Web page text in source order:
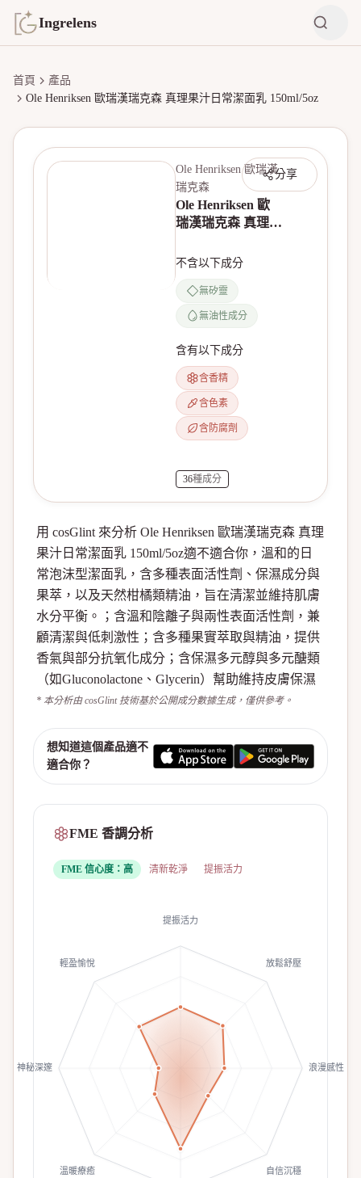
Ingrelens
首頁
產品
Ole Henriksen 歐瑞漢瑞克森 真理果汁日常潔面乳 150ml/5oz
分享
Ole Henriksen 歐瑞漢
瑞克森
Ole Henriksen 歐
瑞漢瑞克森 真理果
150ml/5oz
不含以下成分
無矽靈
無油性成分
含有以下成分
含香精
含色素
含防腐劑
36種成分
用 cosGlint 來分析 Ole Henriksen 歐瑞漢瑞克森 真理
果汁日常潔面乳 150ml/5oz適不適合你，溫和的日
常泡沫型潔面乳，含多種表面活性劑、保濕成分與
果萃，以及天然柑橘類精油，旨在清潔並維持肌膚
水分平衡。；含溫和陰離子與兩性表面活性劑，兼
顧清潔與低刺激性；含多種果實萃取與精油，提供
香氣與部分抗氧化成分；含保濕多元醇與多元醣類
（如Gluconolactone、Glycerin）幫助維持皮膚保濕
* 本分析由 cosGlint 技術基於公開成分數據生成，僅供參考。
想知道這個產品適不
適合你？
FME 香調分析
FME 信心度： 高 清新乾淨 提振活力
提振活力
放鬆舒壓
浪漫感性
自信沉穩
溫暖療癒
神秘深邃
輕盈愉悅